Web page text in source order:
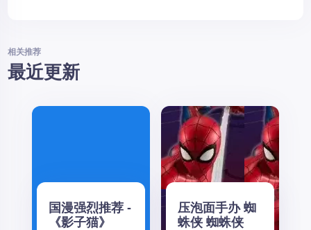
相关推荐
最近更新
国漫强烈推荐 -
《影子猫》
压泡面手办 蜘
蛛侠 蜘蛛侠